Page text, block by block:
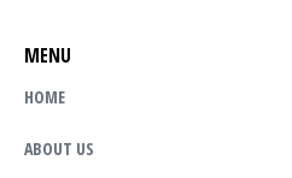
MENU
HOME
ABOUT US